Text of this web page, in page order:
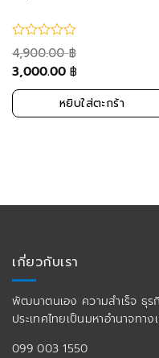
4,900.00฿
3,000.00 ฿
หยิบใส่ตะกร้า
เกี่ยวกับเรา
พัฒนาตนเอง ความสำเร็จ
ประเทศไทยเป็นมหาอำนาจทา
099 003 1550